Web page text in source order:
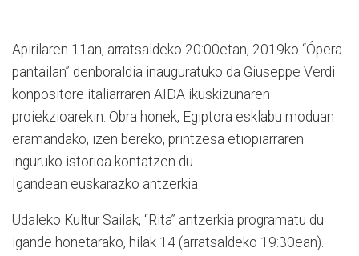
Apirilaren 11an, arratsaldeko 20:00etan, 2019ko “Ópera
pantailan” denboraldia inauguratuko da Giuseppe Verdi
konpositore italiarraren AIDA ikuskizunaren
proiekzioarekin. Obra honek, Egiptora esklabu moduan
eramandako, izen bereko, printzesa etiopiarraren
inguruko istorioa kontatzen du.
Igandean euskarazko antzerkia
Udaleko Kultur Sailak, “Rita” antzerkia programatu du
igande honetarako, hilak 14 (arratsaldeko 19:30ean).